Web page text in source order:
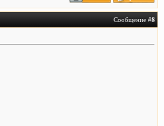
Сообщение #8